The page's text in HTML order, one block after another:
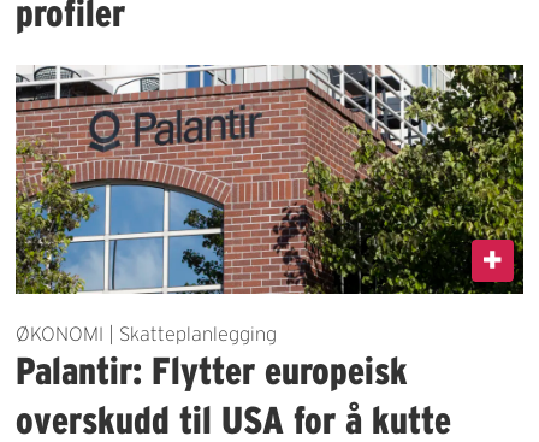
profiler
ØKONOMI | Skatteplanlegging
Palantir: Flytter europeisk
overskudd til USA for å kutte